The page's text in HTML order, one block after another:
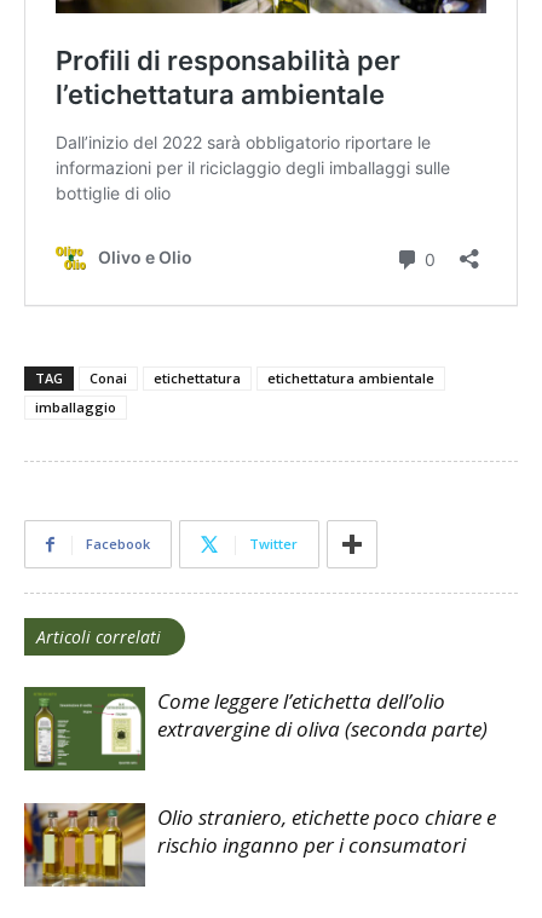
TAG Conai etichettatura
etichettatura ambientale
imballaggio
Facebook Twitter
Articoli correlati
Come leggere l’etichetta dell’olio
extravergine di oliva (seconda parte)
Olio straniero, etichette poco chiare e
rischio inganno per i consumatori